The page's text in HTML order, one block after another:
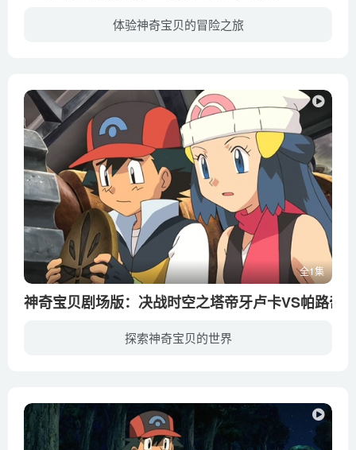
体验神奇宝贝的冒险之旅
全1集
神奇宝贝剧场版：决战时空之塔帝牙卢卡VS帕路奇
探索神奇宝贝的世界